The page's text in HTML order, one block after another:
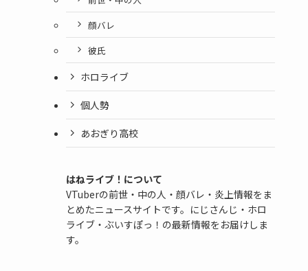
顔バレ
彼氏
ホロライブ
個人勢
あおぎり高校
はねライブ！について
VTuberの前世・中の人・顔バレ・炎上情報をま
とめたニュースサイトです。にじさんじ・ホロ
ライブ・ぶいすぽっ！の最新情報をお届けしま
す。